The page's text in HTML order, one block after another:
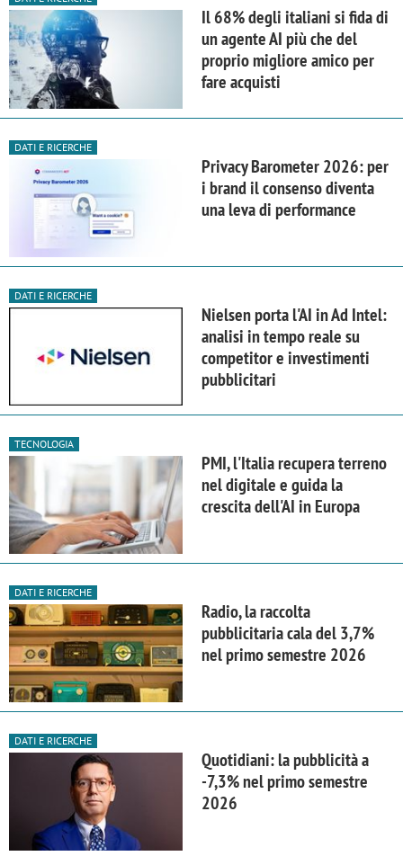
Il 68% degli italiani si fida di
un agente AI più che del
proprio migliore amico per
fare acquisti
DATI E RICERCHE
Privacy Barometer 2026: per
i brand il consenso diventa
una leva di performance
DATI E RICERCHE
Nielsen porta l'AI in Ad Intel:
analisi in tempo reale su
competitor e investimenti
pubblicitari
TECNOLOGIA
PMI, l'Italia recupera terreno
nel digitale e guida la
crescita dell'AI in Europa
DATI E RICERCHE
Radio, la raccolta
pubblicitaria cala del 3,7%
nel primo semestre 2026
DATI E RICERCHE
Quotidiani: la pubblicità a
-7,3% nel primo semestre
2026